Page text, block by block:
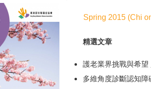
Spring 2015 (Chi
精選文章
護老業界挑戰與希
多維角度診斷認知障